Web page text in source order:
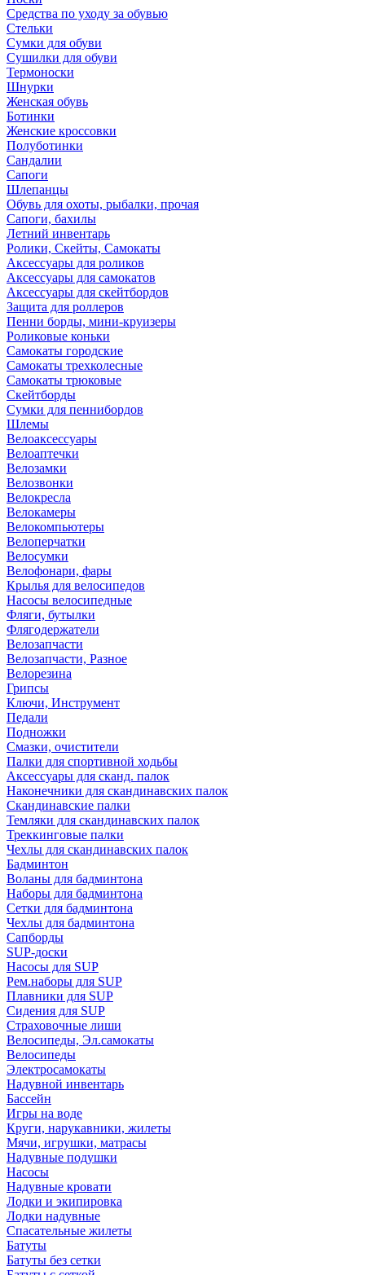
Средства по уходу за обувью
Стельки
Сумки для обуви
Сушилки для обуви
Термоноски
Шнурки
Женская обувь
Ботинки
Женские кроссовки
Полуботинки
Сандалии
Сапоги
Шлепанцы
Обувь для охоты, рыбалки, прочая
Сапоги, бахилы
Летний инвентарь
Ролики, Скейты, Самокаты
Аксессуары для роликов
Аксессуары для самокатов
Аксессуары для скейтбордов
Защита для роллеров
Пенни борды, мини-круизеры
Роликовые коньки
Самокаты городские
Самокаты трехколесные
Самокаты трюковые
Скейтборды
Сумки для пеннибордов
Шлемы
Велоаксессуары
Велоаптечки
Велозамки
Велозвонки
Велокресла
Велокамеры
Велокомпьютеры
Велоперчатки
Велосумки
Велофонари, фары
Крылья для велосипедов
Насосы велосипедные
Фляги, бутылки
Флягодержатели
Велозапчасти
Велозапчасти, Разное
Велорезина
Грипсы
Ключи, Инструмент
Педали
Подножки
Смазки, очистители
Палки для спортивной ходьбы
Аксессуары для сканд. палок
Наконечники для скандинавских палок
Скандинавские палки
Темляки для скандинавских палок
Треккинговые палки
Чехлы для скандинавских палок
Бадминтон
Воланы для бадминтона
Наборы для бадминтона
Сетки для бадминтона
Чехлы для бадминтона
Сапборды
SUP-доски
Насосы для SUP
Рем.наборы для SUP
Плавники для SUP
Сидения для SUP
Страховочные лиши
Велосипеды, Эл.самокаты
Велосипеды
Электросамокаты
Надувной инвентарь
Бассейн
Игры на воде
Круги, нарукавники, жилеты
Мячи, игрушки, матрасы
Надувные подушки
Насосы
Надувные кровати
Лодки и экипировка
Лодки надувные
Спасательные жилеты
Батуты
Батуты без сетки